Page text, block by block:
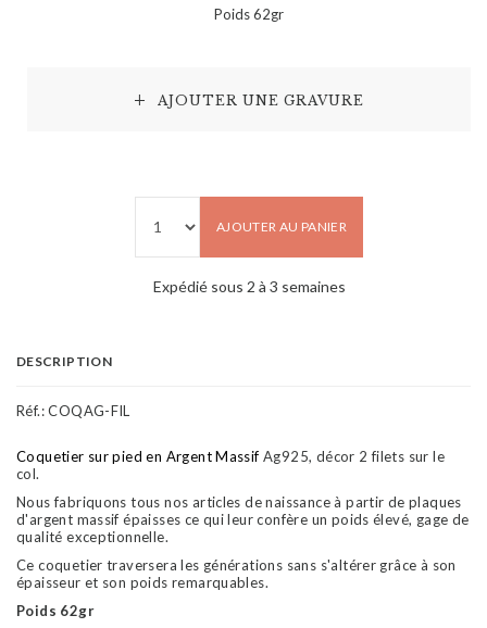
Poids 62gr
AJOUTER UNE GRAVURE
AJOUTER AU PANIER
Expédié sous 2 à 3 semaines
DESCRIPTION
Réf.:COQAG-FIL
Coquetier sur pied en Argent Massif Ag925, décor 2 filets sur le
col.
Nous fabriquons tous nos articles de naissance à partir de plaques
d'argent massif épaisses ce qui leur confère un poids élevé, gage de
qualité exceptionnelle.
Ce coquetier traversera les générations sans s'altérer grâce à son
épaisseur et son poids remarquables.
Poids 62gr